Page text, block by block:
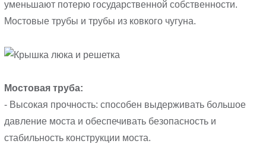
уменьшают потерю государственной собственности.
Мостовые трубы и трубы из ковкого чугуна.
Мостовая труба:
- Высокая прочность: способен выдерживать большое
давление моста и обеспечивать безопасность и
стабильность конструкции моста.